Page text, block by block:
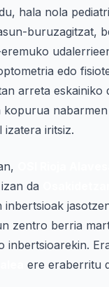
hala nola
buruzagitzat,
edo
arreta eskainiko
kopurua
izatera iritsiz.
da
inbertsioak
zentro berria
inbertsioarekin.
ere eraberritu